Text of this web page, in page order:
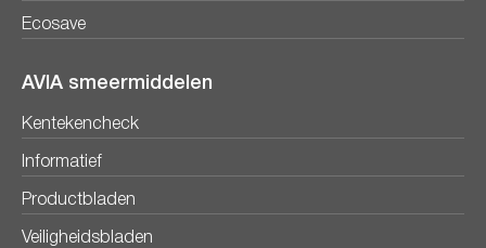
Ecosave
AVIA smeermiddelen
Kentekencheck
Informatief
Productbladen
Veiligheidsbladen